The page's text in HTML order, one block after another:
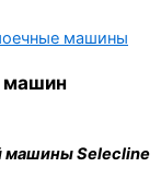
машины
машин
машины Selecline